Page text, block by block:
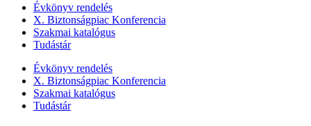
Évkönyv rendelés
X. Biztonságpiac Konferencia
Szakmai katalógus
Tudástár
Évkönyv rendelés
X. Biztonságpiac Konferencia
Szakmai katalógus
Tudástár